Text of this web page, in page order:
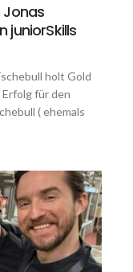
Jonas
juniorSkills
holt Gold
für den
( ehemals